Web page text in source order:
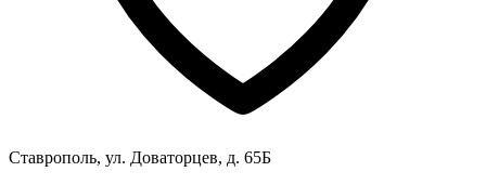
Ставрополь, ул. Доваторцев, д. 65Б